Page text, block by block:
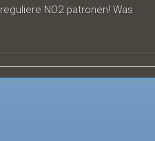
NO2 patronen! Was